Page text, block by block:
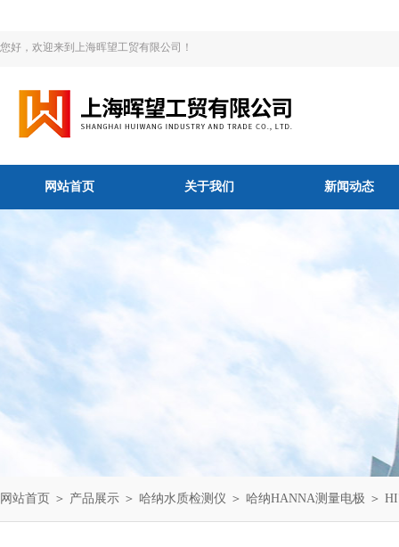
您好，欢迎来到上海晖望工贸有限公司！
网站首页 关于我们 新闻动态
网站首页 ＞ 产品展示 ＞ 哈纳水质检测仪 ＞ 哈纳HANNA测量电极 ＞